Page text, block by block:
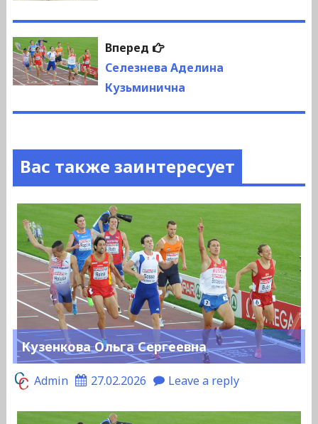
записям
Вперед
Следующая
запись:
Селезнева Аделина
Кузьминична
Вас также заинтересует
Кузенкова Ольга Сергеевна
Admin 27.02.2026 Leave a reply